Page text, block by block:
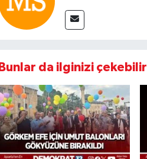
Bunlar da ilginizi çekebilir